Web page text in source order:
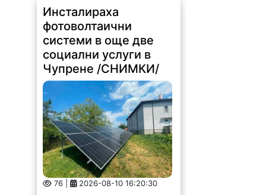
Инсталираха
фотоволтаични
системи в още две
социални услуги в
Чупрене /СНИМКИ/
76 | 2026-08-10 16:20:30